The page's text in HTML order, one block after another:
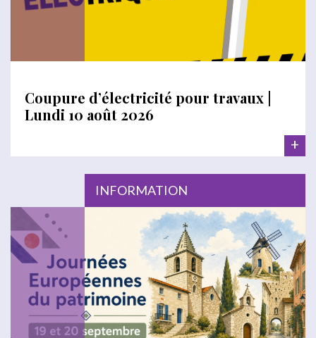
Coupure d’électricité pour travaux |
Lundi 10 août 2026
+
INFORMATION